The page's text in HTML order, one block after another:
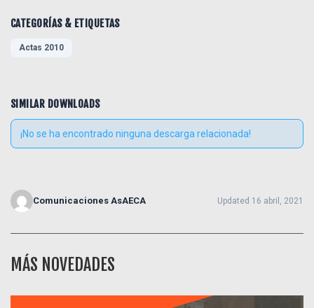
CATEGORÍAS & ETIQUETAS
Actas 2010
SIMILAR DOWNLOADS
¡No se ha encontrado ninguna descarga relacionada!
Comunicaciones AsAECA Updated 16 abril, 2021
MÁS NOVEDADES